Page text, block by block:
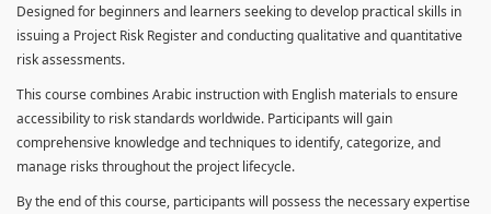
Designed for beginners and learners seeking to develop practical skills in
issuing a Project Risk Register and conducting qualitative and quantitative
risk assessments.
This course combines Arabic instruction with English materials to ensure
accessibility to risk standards worldwide. Participants will gain
comprehensive knowledge and techniques to identify, categorize, and
manage risks throughout the project lifecycle.
By the end of this course, participants will possess the necessary expertise